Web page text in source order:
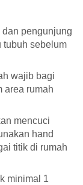
pengunjung
tubuh sebelum
wajib bagi
area rumah
mencuci
hand
titik di rumah
minimal 1